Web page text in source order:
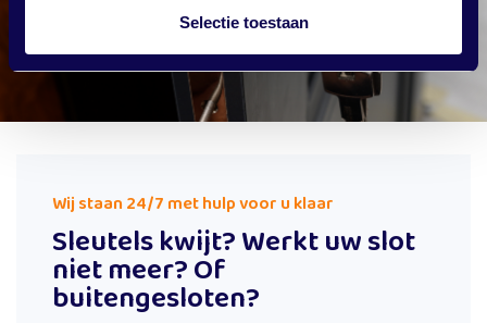
Selectie toestaan
Wij staan 24/7 met hulp voor u klaar
Sleutels kwijt? Werkt uw slot
niet meer? Of
buitengesloten?